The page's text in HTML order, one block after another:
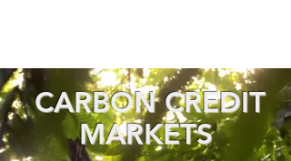
CARBON CREDIT
MARKETS